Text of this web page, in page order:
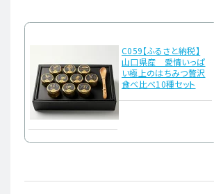
C059【ふるさと納税】
山口県産 愛情いっぱ
い極上のはちみつ贅沢
食べ比べ10種セット